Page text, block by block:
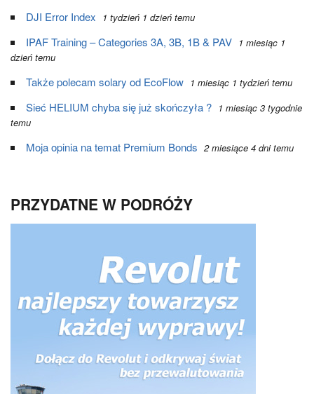
DJI Error Index 1 tydzień 1 dzień temu
IPAF Training – Categories 3A, 3B, 1B & PAV 1 miesiąc 1
dzień temu
Także polecam solary od EcoFlow 1 miesiąc 1 tydzień temu
Sieć HELIUM chyba się już skończyła ? 1 miesiąc 3 tygodnie
temu
Moja opinia na temat Premium Bonds 2 miesiące 4 dni temu
PRZYDATNE W PODRÓŻY